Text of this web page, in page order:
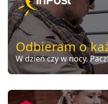
Odbieram o
W dzień czy w nocy.